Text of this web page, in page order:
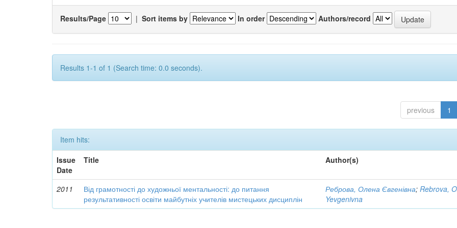
Results/Page | Sort items by In order Authors/record
Results 1-1 of 1 (Search time: 0.0 seconds).
previous 1
Item hits:
Issue
Date
Title Author(s)
2011
Від грамотності до художньої ментальності: до питання
результативності освіти майбутніх учителів мистецьких дисциплін
Реброва, Олена Євгенівна;Rebrova,
Yevgenivna